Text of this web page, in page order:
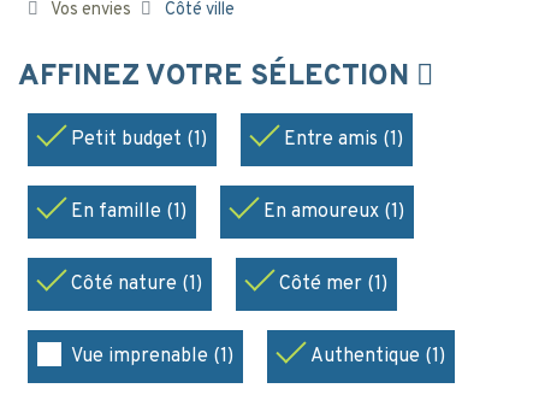
Vos envies Côté ville
AFFINEZ VOTRE SÉLECTION
Petit budget (1) Entre amis (1)
En famille (1) En amoureux (1)
Côté nature (1) Côté mer (1)
Vue imprenable (1) Authentique (1)